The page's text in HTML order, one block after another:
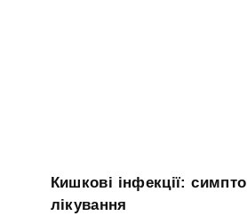
Кишкові інфекції:
лікування